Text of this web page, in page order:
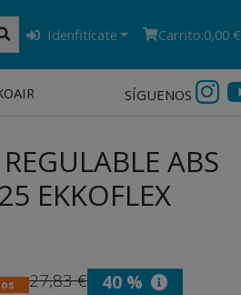
Idenfitícate Carrito:0,00 €
SÍGUENOS
ABS
EKKOFLEX
27,83 € 40 %